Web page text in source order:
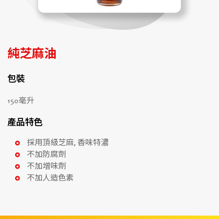
純芝麻油
包裝
150毫升
產品特色
採用頂級芝麻, 香味特濃
不加防腐劑
不加增味劑
不加人造色素